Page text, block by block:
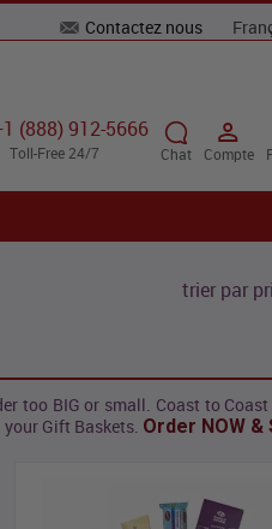
Contactez nous
(888) 912-5666
Toll-Free 24/7 Chat Compte
trier par
too BIG or small. Coast to
Gift Baskets. Order NOW &